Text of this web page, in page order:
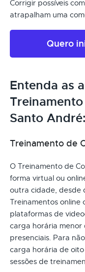
Corrigir possíveis
atrapalham uma
Quero
Entenda as
Santo André:
Treinamento de
O Treinamento de
forma virtual ou
outra cidade, desde
Treinamentos online
plataformas de
carga horária menor
presenciais. Para
carga horária de oito
sessões de